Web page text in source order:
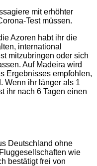
mit erhöhter
Test müssen.
Azoren habt ihr die
international
mitzubringen oder sich
Auf Madeira wird
Ergebnisses empfohlen,
Wenn ihr länger als 1
ihr nach 6 Tagen einen
Deutschland ohne
wie
bestätigt frei von